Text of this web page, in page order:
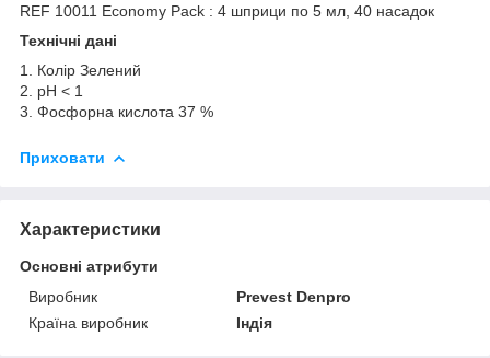
REF 10011 Economy Pack : 4 шприци по 5 мл, 40 насадок
Технічні дані
1. Колір Зелений
2. pH < 1
3. Фосфорна кислота 37 %
Приховати
Характеристики
Основні атрибути
Виробник
Prevest Denpro
Країна виробник
Індія